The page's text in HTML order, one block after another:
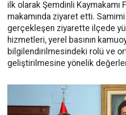
ilk olarak Şemdinli Kaymakamı
makamında ziyaret etti.
gerçekleşen ziyarette ilçede
hizmetleri, yerel basının
bilgilendirilmesindeki rolü ve
geliştirilmesine yönelik